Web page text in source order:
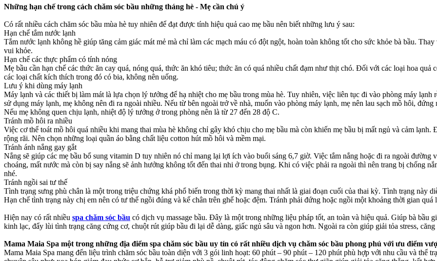
Những hạn chế trong cách chăm sóc bầu những tháng hè - Mẹ cần chú ý
Có rất nhiều cách chăm sóc bầu mùa hè tuy nhiên để đạt được tính hiệu quả cao mẹ bầu nên biết những lưu ý sau:
Hạn chế tắm nước lạnh
Tắm nước lạnh không hề giúp tăng cảm giác mát mẻ mà chỉ làm các mạch máu có đột ngột, hoàn toàn không tốt cho sức khỏe bà bầu.
vui khỏe.
Hạn chế các thực phẩm có tính nóng
Mẹ bầu cần hạn chế các thức ăn cay quá, nóng quá, thức ăn khó tiêu; thức ăn có quá nhiều chất đạm như thịt chó. Đối với các loại hoa
các loại chất kích thích trong đó có bia, không nên uống.
Lưu ý khi dùng máy lạnh
Máy lạnh và các thiết bị làm mát là lựa chọn lý tưởng để hạ nhiệt cho mẹ bầu trong mùa hè. Tuy nhiên, việc liên tục đi vào phòng máy
sử dụng máy lạnh, mẹ không nên đi ra ngoài nhiều. Nếu từ bên ngoài trở về nhà, muốn vào phòng máy lạnh, mẹ nên lau sạch mồ hôi,
Nếu mẹ không quen chịu lạnh, nhiệt độ lý tưởng ở trong phòng nên là từ 27 đến 28 độ C.
Tránh mồ hôi ra nhiều
Việc cơ thể toát mồ hôi quá nhiều khi mang thai mùa hè không chỉ gây khó chịu cho mẹ bầu mà còn khiến mẹ bầu bị mất ngủ và cảm
rộng rãi. Nên chọn những loại quần áo bằng chất liệu cotton hút mồ hôi và mềm mại.
Tránh ánh nắng gay gắt
Nắng sẽ giúp các mẹ bầu bổ sung vitamin D tuy nhiên nó chỉ mang lại lợi ích vào buổi sáng 6,7 giờ. Việc tắm nắng hoặc đi ra ngoài
choáng, mất nước mà còn bị say nắng sẽ ảnh hưởng không tốt đến thai nhi ở trong bụng. Khi có việc phải ra ngoài thì nên trang bị chống
nhé.
Tránh ngồi sai tư thế
Tình trạng sưng phù chân là một trong triệu chứng khá phổ biến trong thời kỳ mang thai nhất là giai đoạn cuối của thai kỳ. Tình trạng này
Hạn chế tình trạng này chị em nên có tư thế ngồi đúng và kế chân trên ghế hoặc đệm. Tránh phải đứng hoặc ngồi một khoảng thời gian
Hiện nay có rất nhiều spa chăm sóc bầu có dịch vụ massage bầu. Đây là một trong những liệu pháp tốt, an toàn và hiệu quả. Giúp bà bầu
kinh lạc, đẩy lùi tình trạng căng cứng cơ, chuột rút giúp bầu đi lại dễ dàng, giấc ngủ sâu và ngon hơn. Ngoài ra còn giúp giải tỏa stress, căng
Mama Maia Spa một trong những địa điểm spa chăm sóc bầu uy tín có rất nhiều dịch vụ chăm sóc bầu phong phú với ưu điểm
Mama Maia Spa mang đến liệu trình chăm sóc bầu toàn diện với 3 gói linh hoạt: 60 phút – 90 phút – 120 phút phù hợp với nhu cầu và thể